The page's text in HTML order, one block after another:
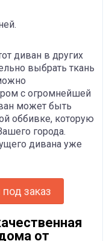
диван в других
выбрать ткань
с огромнейшей
может быть
оббивке, которую
города.
дивана уже
заказ
от